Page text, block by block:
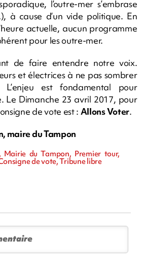
l’outre-mer s’embrase
à cause d’un vide politique. En
actuelle, aucun programme
pour les outre-mer.
de faire entendre notre voix.
et électrices à ne pas sombrer
L’enjeu est fondamental pour
Le Dimanche 23 avril 2017, pour
de vote est : Allons Voter.
maire du Tampon
du Tampon, Premier tour,
de vote, Tribune libre